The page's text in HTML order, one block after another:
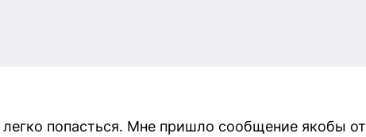
попасться. Мне пришло сообщение якобы от